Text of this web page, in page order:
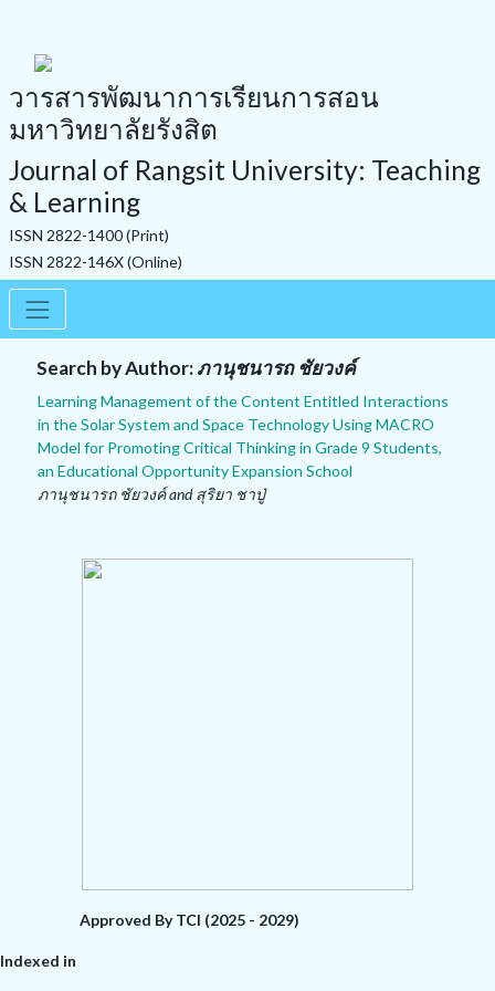
วารสารพัฒนาการเรียนการสอน
มหาวิทยาลัยรังสิต
Journal of Rangsit University: Teaching
& Learning
ISSN 2822-1400 (Print)
ISSN 2822-146X (Online)
Search by Author:ภานุชนารถ ชัยวงค์
Learning Management of the Content Entitled Interactions
in the Solar System and Space Technology Using MACRO
Model for Promoting Critical Thinking in Grade 9 Students,
an Educational Opportunity Expansion School
ภานุชนารถ ชัยวงค์ and สุริยา ชาปู่
Approved By TCI (2025 - 2029)
Indexed in